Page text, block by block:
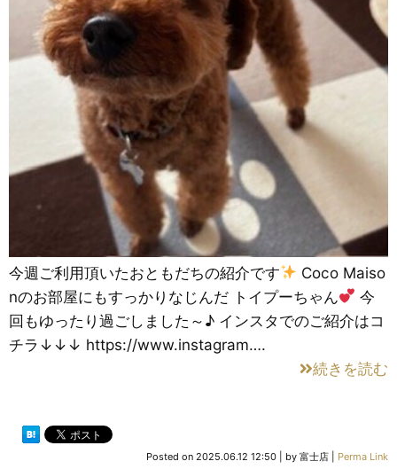
今週ご利用頂いたおともだちの紹介です
Coco Maiso
nのお部屋にもすっかりなじんだ トイプーちゃん
今
回もゆったり過ごしました～♪ インスタでのご紹介はコ
チラ↓↓↓ https://www.instagram….
続きを読む
Posted on 2025.06.12 12:50 by 富士店 Perma Link